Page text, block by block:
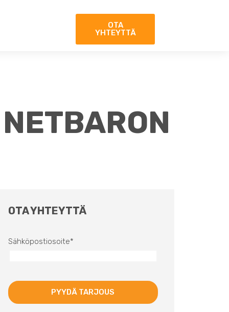
OTA
YHTEYTTÄ
OTA YHTEYTTÄ
Sähköpostiosoite*